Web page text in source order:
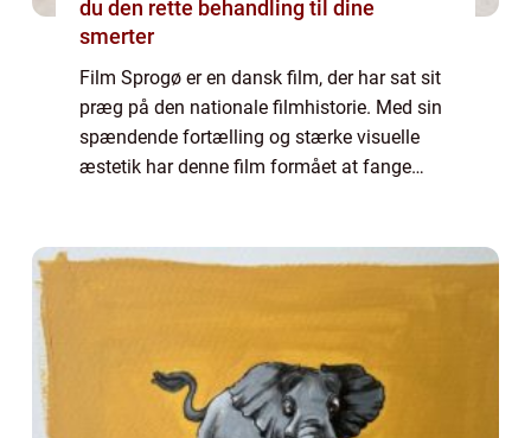
du den rette behandling til dine
smerter
Film Sprogø er en dansk film, der har sat sit
præg på den nationale filmhistorie. Med sin
spændende fortælling og stærke visuelle
æstetik har denne film formået at fange